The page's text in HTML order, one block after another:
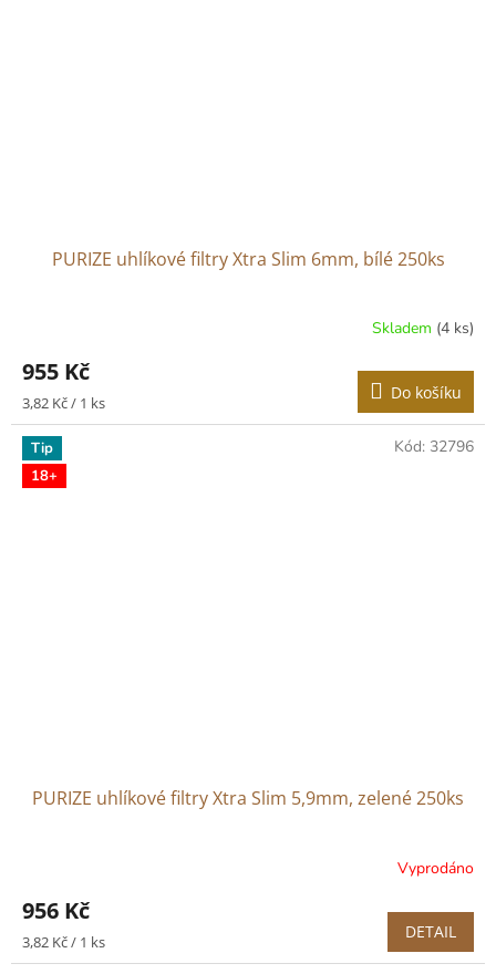
PURIZE uhlíkové filtry Xtra Slim 6mm, bílé 250ks
Skladem (4 ks)
955 Kč
Měrná
cena:
3,82 Kč / 1 ks Do košíku
Tip
18+
PURIZE uhlíkové filtry Xtra Slim 5,9mm, zelené 250ks
Vyprodáno
956 Kč
Měrná
cena:
3,82 Kč / 1 ks DETAIL
Kód: 32796